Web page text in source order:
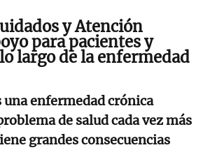
y Atención
para pacientes y
largo de la enfermedad
una enfermedad crónica
de salud cada vez más
grandes consecuencias